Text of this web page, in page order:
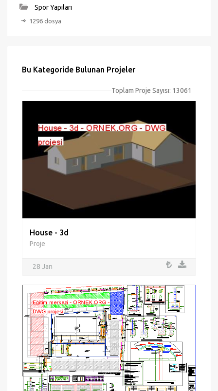
Spor Yapıları
1296 dosya
Bu Kategoride Bulunan Projeler
Toplam Proje Sayısı: 13061
House - 3d
Proje
28 Jan